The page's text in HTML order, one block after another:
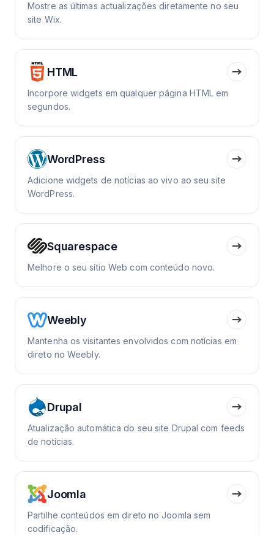
Mostre as últimas actualizações diretamente no seu
site Wix.
HTML
Incorpore widgets em qualquer página HTML em
segundos.
WordPress
Adicione widgets de notícias ao vivo ao seu site
WordPress.
Squarespace
Melhore o seu sítio Web com conteúdo novo.
Weebly
Mantenha os visitantes envolvidos com notícias em
direto no Weebly.
Drupal
Atualização automática do seu site Drupal com feeds
de notícias.
Joomla
Partilhe conteúdos em direto no Joomla sem
codificação.